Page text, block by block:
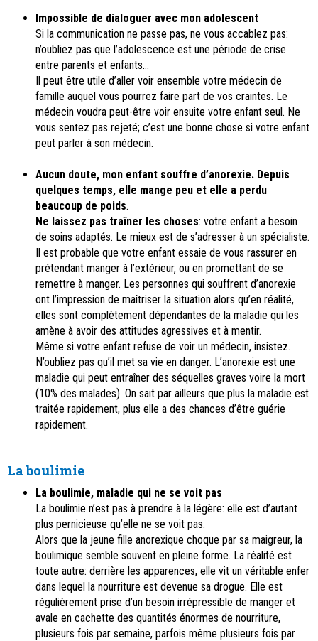
Impossible de dialoguer avec mon adolescent
Si la communication ne passe pas, ne vous accablez pas:
n’oubliez pas que l’adolescence est une période de crise
entre parents et enfants...
Il peut être utile d’aller voir ensemble votre médecin de
famille auquel vous pourrez faire part de vos craintes. Le
médecin voudra peut-être voir ensuite votre enfant seul. Ne
vous sentez pas rejeté; c’est une bonne chose si votre enfant
peut parler à son médecin.
Aucun doute, mon enfant souffre d’anorexie. Depuis
quelques temps, elle mange peu et elle a perdu
beaucoup de poids.
Ne laissez pas traîner les choses: votre enfant a besoin
de soins adaptés. Le mieux est de s’adresser à un spécialiste.
Il est probable que votre enfant essaie de vous rassurer en
prétendant manger à l’extérieur, ou en promettant de se
remettre à manger. Les personnes qui souffrent d’anorexie
ont l’impression de maîtriser la situation alors qu’en réalité,
elles sont complètement dépendantes de la maladie qui les
amène à avoir des attitudes agressives et à mentir.
Même si votre enfant refuse de voir un médecin, insistez.
N’oubliez pas qu’il met sa vie en danger. L’anorexie est une
maladie qui peut entraîner des séquelles graves voire la mort
(10% des malades). On sait par ailleurs que plus la maladie est
traitée rapidement, plus elle a des chances d’être guérie
rapidement.
La boulimie
La boulimie, maladie qui ne se voit pas
La boulimie n’est pas à prendre à la légère: elle est d’autant
plus pernicieuse qu’elle ne se voit pas.
Alors que la jeune fille anorexique choque par sa maigreur, la
boulimique semble souvent en pleine forme. La réalité est
toute autre: derrière les apparences, elle vit un véritable enfer
dans lequel la nourriture est devenue sa drogue. Elle est
régulièrement prise d’un besoin irrépressible de manger et
avale en cachette des quantités énormes de nourriture,
plusieurs fois par semaine, parfois même plusieurs fois par